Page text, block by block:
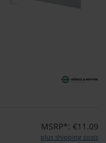
MSRP*: €11.09
plus shipping costs